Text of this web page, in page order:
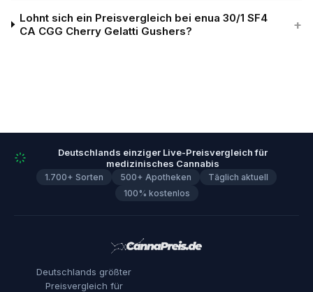
Lohnt sich ein Preisvergleich bei enua 30/1 SF4
CA CGG Cherry Gelatti Gushers?
+
Deutschlands einziger Live-Preisvergleich für
medizinisches Cannabis
1.700+ Sorten 500+ Apotheken
Täglich aktuell
100% kostenlos
Deutschlands größter
Preisvergleich für